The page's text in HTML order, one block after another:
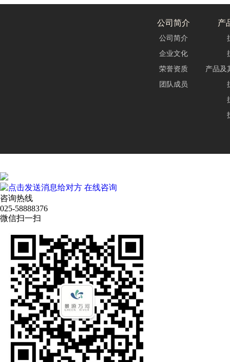
公司简介
公司简介
企业文化
荣誉资质
团队成员
产
产品及
在线咨询
咨询热线
025-58888376
微信扫一扫